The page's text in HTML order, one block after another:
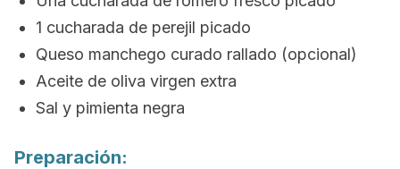
1 cucharada de perejil picado
Queso manchego curado rallado (opcional)
Aceite de oliva virgen extra
Sal y pimienta negra
Preparación: